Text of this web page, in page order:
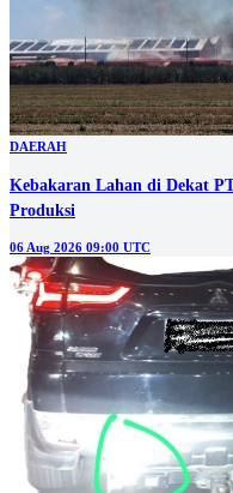
DAERAH
Kebakaran Lahan di Dekat
Produksi
06 Aug 2026 09:00 UTC